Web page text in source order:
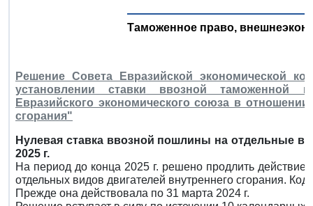
Таможенное право,
Решение Совета Евразийской экономической
установлении ставки ввозной таможенной
Евразийского экономического союза в
сгорания"
Нулевая ставка ввозной пошлины на отдельные
2025 г.
На период до конца 2025 г. решено продлить
отдельных видов двигателей внутреннего сгорания.
Прежде она действовала по 31 марта 2024 г.